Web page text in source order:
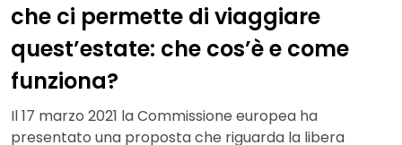
che ci permette di viaggiare
quest’estate: che cos’è e come
funziona?
Il 17 marzo 2021 la Commissione europea ha
presentato una proposta che riguarda la libera